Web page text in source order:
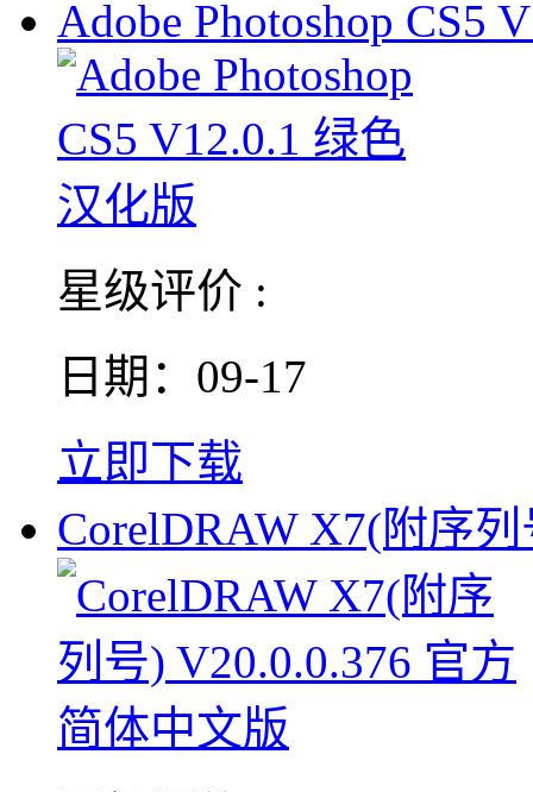
Adobe Photoshop CS5
星级评价 :
日期：09-17
立即下载
CorelDRAW X7(附序